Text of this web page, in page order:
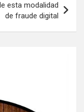
esta modalidad
de fraude digital